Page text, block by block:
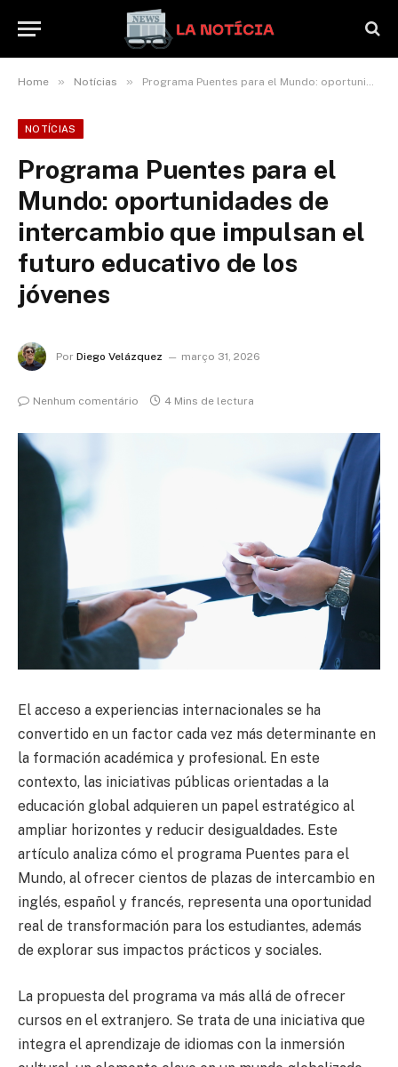
Home » Notícias » Programa Puentes para el Mundo: oportunidades de intercambio que impulsan el futuro educativo de los jóvenes
NOTÍCIAS
Programa Puentes para el
Mundo: oportunidades de
intercambio que impulsan el
futuro educativo de los
jóvenes
Por Diego Velázquez março 31, 2026
Nenhum comentário 4 Mins de lectura
El acceso a experiencias internacionales se ha
convertido en un factor cada vez más determinante en
la formación académica y profesional. En este
contexto, las iniciativas públicas orientadas a la
educación global adquieren un papel estratégico al
ampliar horizontes y reducir desigualdades. Este
artículo analiza cómo el programa Puentes para el
Mundo, al ofrecer cientos de plazas de intercambio en
inglés, español y francés, representa una oportunidad
real de transformación para los estudiantes, además
de explorar sus impactos prácticos y sociales.
La propuesta del programa va más allá de ofrecer
cursos en el extranjero. Se trata de una iniciativa que
integra el aprendizaje de idiomas con la inmersión